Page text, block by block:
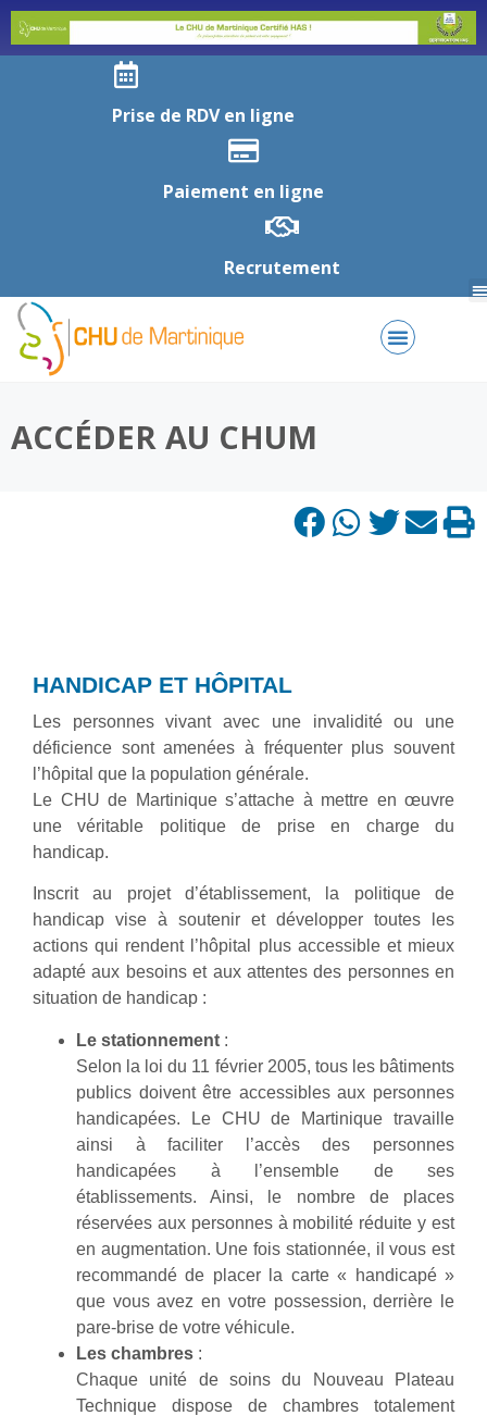
Prise de RDV en ligne
Paiement en ligne
Recrutement
ACCÉDER AU CHUM
HANDICAP ET HÔPITAL
Les personnes vivant avec une invalidité ou une
déficience sont amenées à fréquenter plus souvent
l’hôpital que la population générale.
Le CHU de Martinique s’attache à mettre en œuvre
une véritable politique de prise en charge du
handicap.
Inscrit au projet d’établissement, la politique de
handicap vise à soutenir et développer toutes les
actions qui rendent l’hôpital plus accessible et mieux
adapté aux besoins et aux attentes des personnes en
situation de handicap :
Le stationnement :
Selon la loi du 11 février 2005, tous les bâtiments
publics doivent être accessibles aux personnes
handicapées. Le CHU de Martinique travaille
ainsi à faciliter l’accès des personnes
handicapées à l’ensemble de ses
établissements. Ainsi, le nombre de places
réservées aux personnes à mobilité réduite y est
en augmentation. Une fois stationnée, il vous est
recommandé de placer la carte « handicapé »
que vous avez en votre possession, derrière le
pare-brise de votre véhicule.
Les chambres :
Chaque unité de soins du Nouveau Plateau
Technique dispose de chambres totalement